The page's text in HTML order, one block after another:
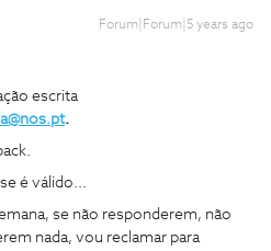
Forum|Forum|5 years ago
escrita
.
é válido...
se não responderem, não
nada, vou reclamar para